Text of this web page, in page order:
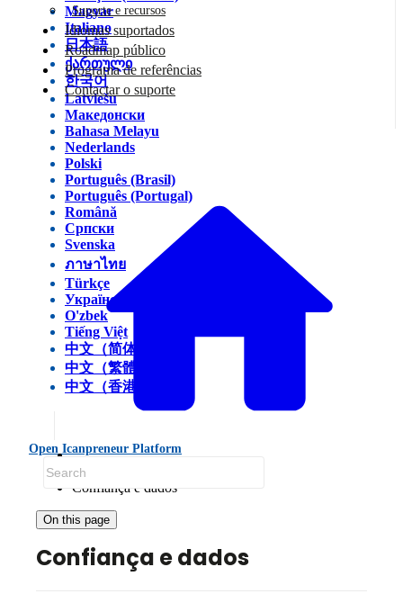
Magyar
Italiano
日本語
ქართული
한국어
Latviešu
Македонски
Bahasa Melayu
Nederlands
Polski
Português (Brasil)
Português (Portugal)
Română
Српски
Svenska
ภาษาไทย
Türkçe
Українська
O'zbek
Tiếng Việt
中文（简体）
中文（繁體）
中文（香港）
Open Icanpreneur Platform
Suporte e recursos
Idiomas suportados
Roadmap público
Programa de referências
Contactar o suporte
FAQ
Confiança e dados
On this page
Confiança e dados